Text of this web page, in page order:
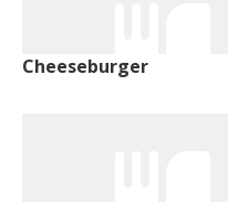
Cheeseburger